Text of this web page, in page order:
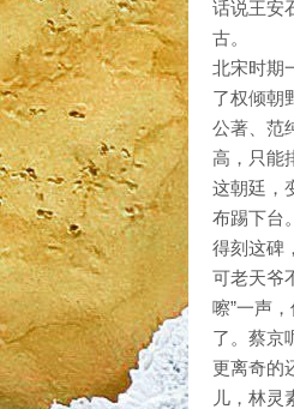
话说王安
古。
北宋时期
了权倾朝
公著、范
高，只能
这朝廷，
布踢下台
得刻这碑
可老天爷
嚓”一声
了。蔡京
更离奇的
儿，林灵